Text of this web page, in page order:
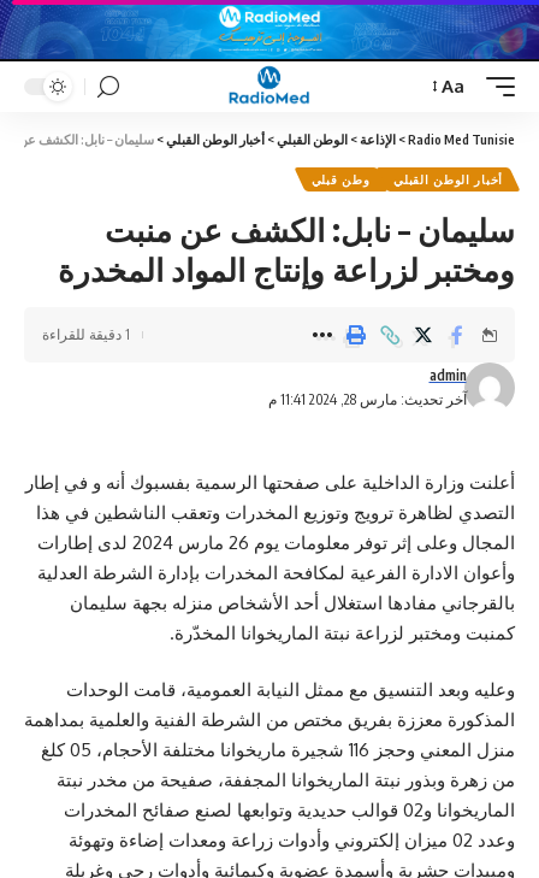
Font
Resizer
Aa
Radio Med Tunisie
> الإذاعة > الوطن القبلي > أخبار الوطن القبلي > سليمان – نابل: الكشف عن
أخبار الوطن القبلي وطن قبلي
سليمان – نابل: الكشف عن منبت
ومختبر لزراعة وإنتاج المواد المخدرة
آخر تحديث: مارس 28, 2024 11:41 م
admin
1 دقيقة للقراءة
أعلنت وزارة الداخلية على صفحتها الرسمية بفسبوك أنه و في إطار
التصدي لظاهرة ترويج وتوزيع المخدرات وتعقب الناشطين في هذا
المجال وعلى إثر توفر معلومات يوم 26 مارس 2024 لدى إطارات
وأعوان الادارة الفرعية لمكافحة المخدرات بإدارة الشرطة العدلية
بالقرجاني مفادها استغلال أحد الأشخاص منزله بجهة سليمان
كمنبت ومختبر لزراعة نبتة الماريخوانا المخدّرة.
وعليه وبعد التنسيق مع ممثل النيابة العمومية، قامت الوحدات
المذكورة معززة بفريق مختص من الشرطة الفنية والعلمية بمداهمة
منزل المعني
وحجز 116 شجيرة ماريخوانا مختلفة الأحجام، 05 كلغ
من زهرة وبذور نبتة الماريخوانا المجففة، صفيحة من مخدر نبتة
الماريخوانا و02 قوالب حديدية وتوابعها لصنع صفائح المخدرات
وعدد 02 ميزان إلكتروني وأدوات زراعة ومعدات إضاءة وتهوئة
ومبيدات حشرية وأسمدة عضوية وكيمائية وأدوات رحي وغربلة